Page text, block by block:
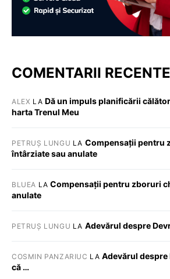
COMENTARII RECENTE
ALEX LA Dă un impuls planificării
harta Trenul Meu
PETRUȘ LUNGU LA Compensații pentru
întârziate sau anulate
BLUEA LACompensații pentru zboruri
anulate
PETRUȘ LUNGU LA Adevărul despre
COSMIN PANZARIUC LA Adevărul despre
că …